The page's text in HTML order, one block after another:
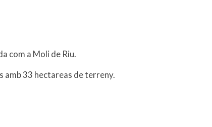
com a Moli de Riu.
amb 33 hectareas de terreny.